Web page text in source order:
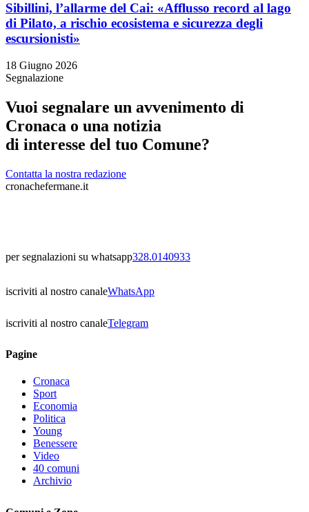
Sibillini, l’allarme del Cai: «Afflusso record al lago
di Pilato, a rischio ecosistema e sicurezza degli
escursionisti»
18 Giugno 2026
Segnalazione
Vuoi segnalare un avvenimento di
Cronaca o una notizia
di interesse del tuo Comune?
Contatta la nostra redazione
cronachefermane.it
per segnalazioni su whatsapp328.0140933
iscriviti al nostro canaleWhatsApp
iscriviti al nostro canaleTelegram
Pagine
Cronaca
Sport
Economia
Politica
Young
Benessere
Video
40 comuni
Archivio